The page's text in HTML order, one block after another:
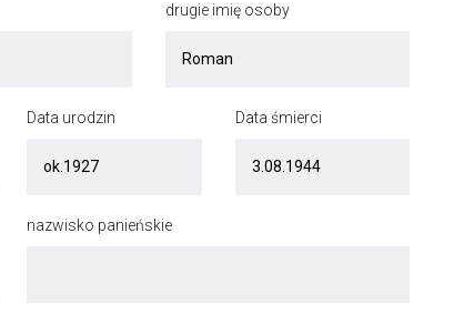
drugie imię osoby
Data urodzin Data śmierci
nazwisko panieńskie